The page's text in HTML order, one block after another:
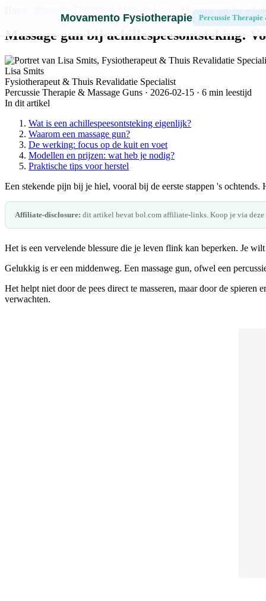
Movamento Fysiotherapie Percussie
› Massage gun bij
Massage gun bij achillespeesontsteking:
Lisa Smits
Fysiotherapeut & Thuis Revalidatie Specialist
Percussie Therapie & Massage Guns · 2026-02-15 · 6 min leestijd
In dit artikel
Wat is een achillespeesontsteking eigenlijk?
Waarom een massage gun?
De werking: focus op de kuit en voet
Modellen en prijzen: wat heb je nodig?
Praktische tips voor herstel
Een stekende pijn bij je hiel, vooral bij de eerste stappen 's
Affiliate-disclosure: dit artikel bevat bol.com affiliate-links. Koop je via
Het is een vervelende blessure die je leven flink kan beperken. Je
Gelukkig is er een middenweg. Een massage gun, ofwel een
Het helpt niet door de pees direct te masseren, maar door de
verwachten.